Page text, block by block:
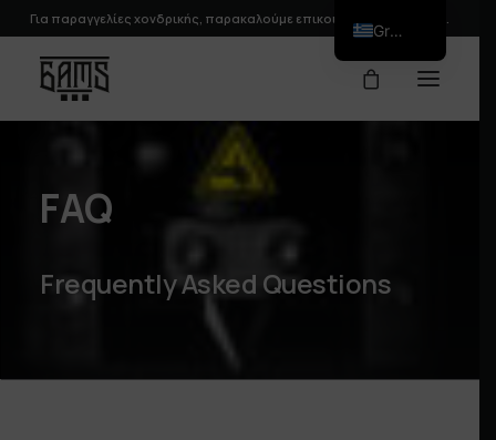
Για παραγγελίες χονδρικής, παρακαλούμε επικοινωνήστε μαζί μας.
FAQ
Frequently Asked Questions
Greek